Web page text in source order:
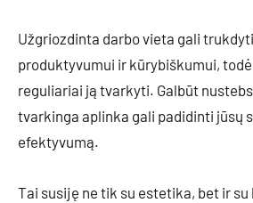
Užgriozdinta darbo vieta gali
produktyvumui ir kūrybiškumui,
reguliariai ją tvarkyti. Galbūt
tvarkinga aplinka gali padidinti jūsų
efektyvumą.
Tai susiję ne tik su estetika, bet ir